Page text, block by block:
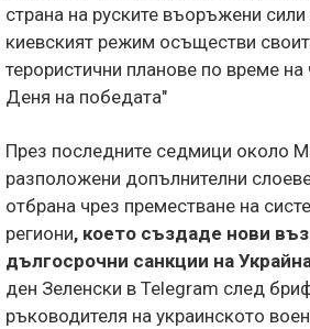
страна на руските въоръжени
киевският режим осъществи
терористични планове по време на
Деня на победата"
През последните седмици около
разположени допълнителни
отбрана чрез преместване на
региони, което създаде нови
дългосрочни санкции на
ден Зеленски в Telegram след
ръководителя на украинското